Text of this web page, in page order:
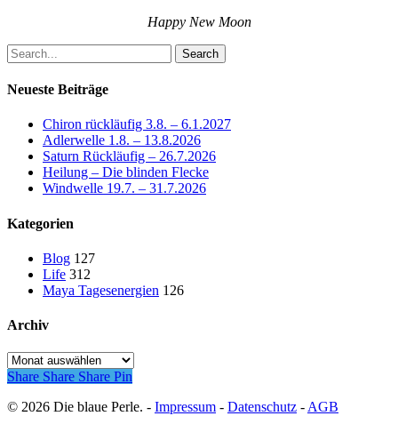
Happy New Moon
Search
Neueste Beiträge
Chiron rückläufig 3.8. – 6.1.2027
Adlerwelle 1.8. – 13.8.2026
Saturn Rückläufig – 26.7.2026
Heilung – Die blinden Flecke
Windwelle 19.7. – 31.7.2026
Kategorien
Blog 127
Life 312
Maya Tagesenergien 126
Archiv
Archiv
Share Share Share Pin
© 2026 Die blaue Perle. - Impressum - Datenschutz -AGB